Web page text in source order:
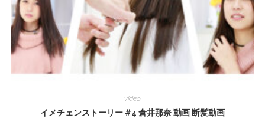
video
イメチェンストーリー #4 倉井那奈 動画 断髪動画